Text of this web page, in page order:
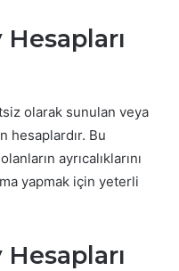
olarak sunulan veya
hesaplardır. Bu
ayrıcalıklarını
yapmak için yeterli